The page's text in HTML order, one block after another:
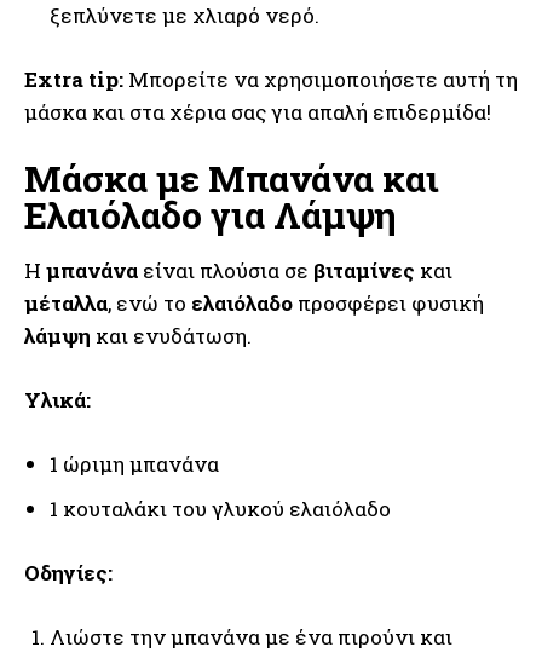
ξεπλύνετε με χλιαρό νερό.
Extra tip: Μπορείτε να χρησιμοποιήσετε αυτή τη
μάσκα και στα χέρια σας για απαλή επιδερμίδα!
Μάσκα με Μπανάνα και
Ελαιόλαδο για Λάμψη
Η μπανάνα είναι πλούσια σε βιταμίνες και
μέταλλα, ενώ το ελαιόλαδο προσφέρει φυσική
λάμψη και ενυδάτωση.
Υλικά:
1 ώριμη μπανάνα
1 κουταλάκι του γλυκού ελαιόλαδο
Οδηγίες:
Λιώστε την μπανάνα με ένα πιρούνι και